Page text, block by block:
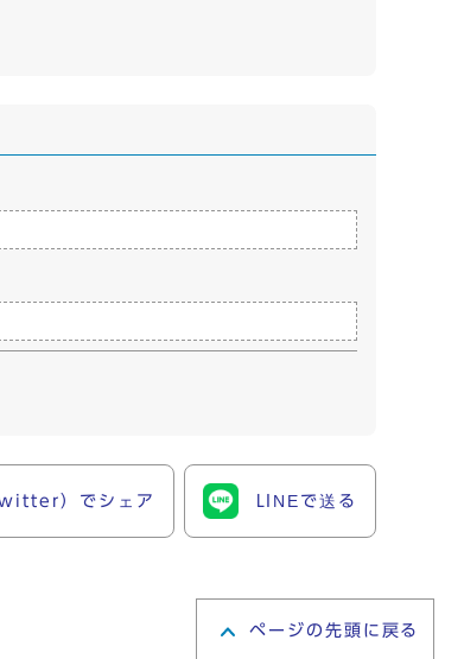
）でシェア LINEで送る
ページの先頭に戻る